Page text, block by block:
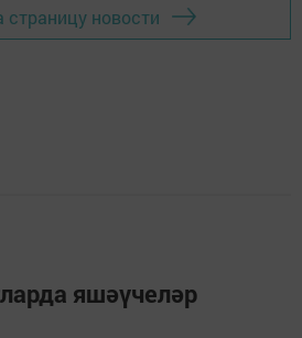
страницу новости
яшәүчеләр